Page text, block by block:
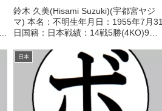
鈴木 久美(Hisami Suzuki)(宇都宮ヤジ
マ) 本名：不明生年月日：1955年7月31
日国籍：日本戦績：14戦5勝(4KO)9
1975/02/23 ●1RKO 武元 輝孝(笹
崎)1975/05/0...
日本